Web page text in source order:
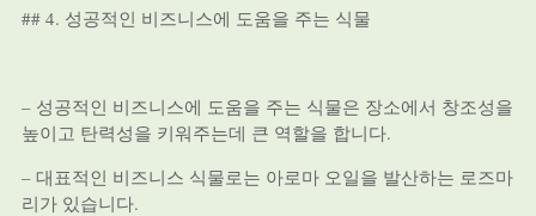
## 4. 성공적인 비즈니스에 도움을 주는 식물
– 성공적인 비즈니스에 도움을 주는 식물은 장소에서 창조성을
높이고 탄력성을 키워주는데 큰 역할을 합니다.
– 대표적인 비즈니스 식물로는 아로마 오일을 발산하는 로즈마
리가 있습니다.